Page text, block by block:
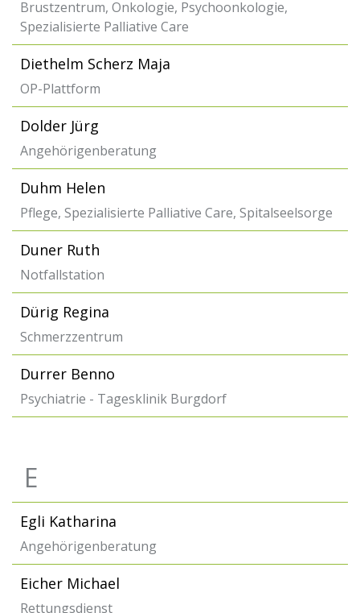
Brustzentrum, Onkologie, Psychoonkologie,
Spezialisierte Palliative Care
Diethelm Scherz Maja
OP-Plattform
Dolder Jürg
Angehörigenberatung
Duhm Helen
Pflege, Spezialisierte Palliative Care, Spitalseelsorge
Duner Ruth
Notfallstation
Dürig Regina
Schmerzzentrum
Durrer Benno
Psychiatrie - Tagesklinik Burgdorf
E
Egli Katharina
Angehörigenberatung
Eicher Michael
Rettungsdienst